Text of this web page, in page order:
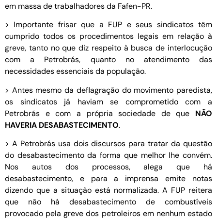
em massa de trabalhadores da Fafen-PR.
> Importante frisar que a FUP e seus sindicatos têm
cumprido todos os procedimentos legais em relação à
greve, tanto no que diz respeito à busca de interlocução
com a Petrobrás, quanto no atendimento das
necessidades essenciais da população.
> Antes mesmo da deflagração do movimento paredista,
os sindicatos já haviam se comprometido com a
Petrobrás e com a própria sociedade de que NÃO
HAVERIA DESABASTECIMENTO.
> A Petrobrás usa dois discursos para tratar da questão
do desabastecimento da forma que melhor lhe convém.
Nos autos dos processos, alega que há
desabastecimento, e para a imprensa emite notas
dizendo que a situação está normalizada. A FUP reitera
que não há desabastecimento de combustíveis
provocado pela greve dos petroleiros em nenhum estado